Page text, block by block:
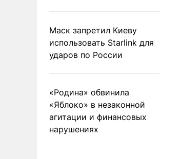
Маск запретил Киеву
использовать Starlink для
ударов по России
«Родина» обвинила
«Яблоко» в незаконной
агитации и финансовых
нарушениях